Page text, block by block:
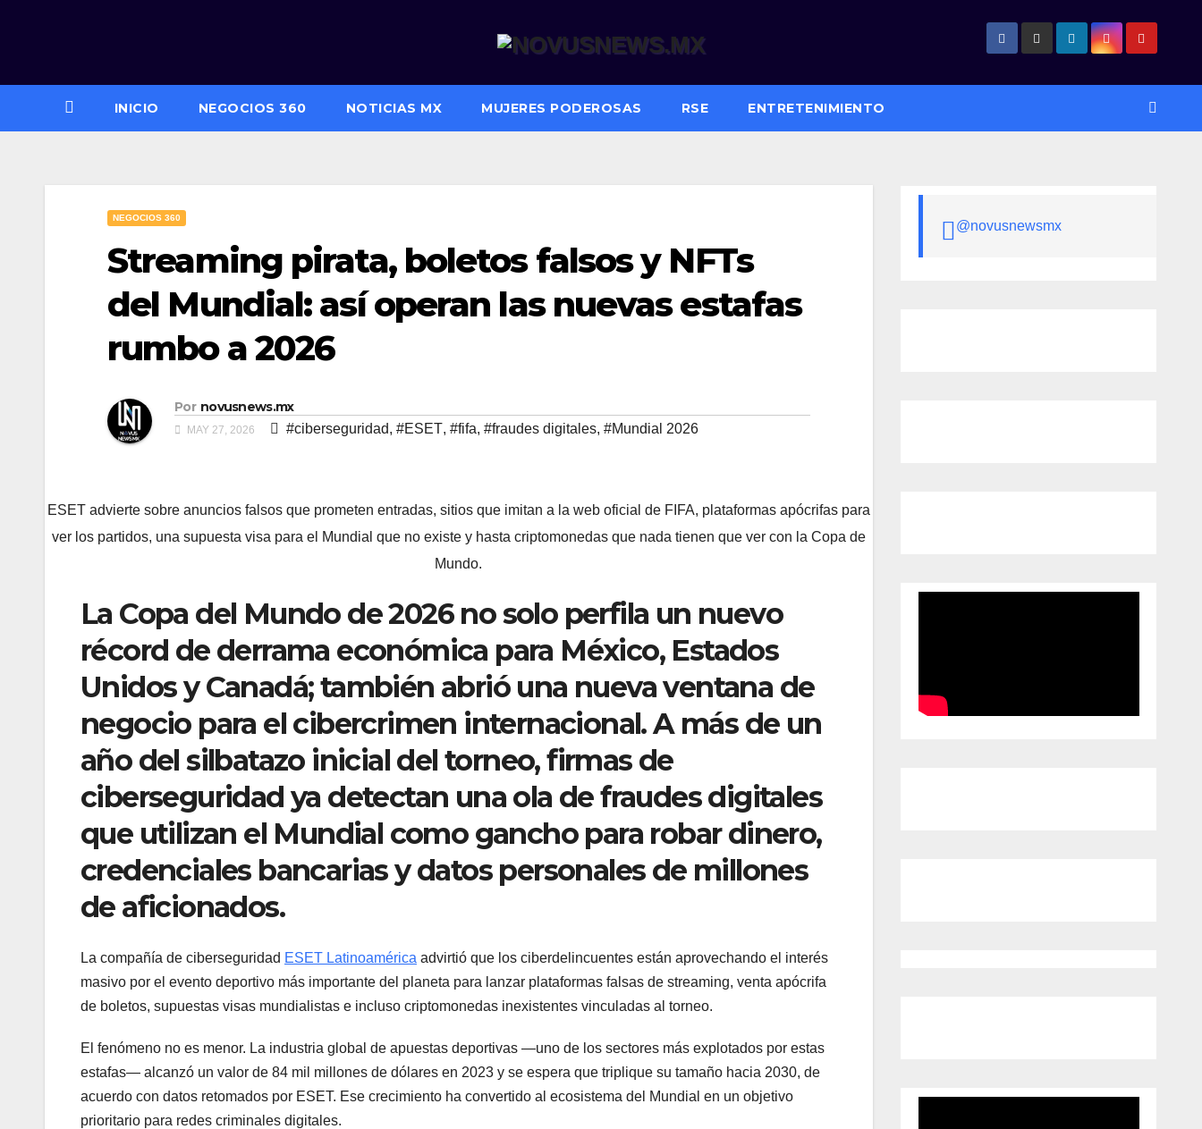
INICIO NEGOCIOS 360 NOTICIAS MX MUJERES PODEROSAS RSE ENTRETENIMIENTO
NEGOCIOS 360
Streaming pirata, boletos falsos y NFTs
del Mundial: así operan las nuevas estafas
rumbo a 2026
Por novusnews.mx
MAY 27, 2026 #ciberseguridad, #ESET, #fifa, #fraudes digitales, #Mundial 2026
ESET advierte sobre anuncios falsos que prometen entradas, sitios que imitan a la web oficial de FIFA, plataformas apócrifas para
ver los partidos, una supuesta visa para el Mundial que no existe y hasta criptomonedas que nada tienen que ver con la Copa de
Mundo.
La Copa del Mundo de 2026 no solo perfila un nuevo
récord de derrama económica para México, Estados
Unidos y Canadá; también abrió una nueva ventana de
negocio para el cibercrimen internacional. A más de un
año del silbatazo inicial del torneo, firmas de
ciberseguridad ya detectan una ola de fraudes digitales
que utilizan el Mundial como gancho para robar dinero,
credenciales bancarias y datos personales de millones
de aficionados.
La compañía de ciberseguridad ESET Latinoamérica advirtió que los ciberdelincuentes están aprovechando el interés
masivo por el evento deportivo más importante del planeta para lanzar plataformas falsas de streaming, venta apócrifa
de boletos, supuestas visas mundialistas e incluso criptomonedas inexistentes vinculadas al torneo.
El fenómeno no es menor. La industria global de apuestas deportivas —uno de los sectores más explotados por estas
estafas— alcanzó un valor de 84 mil millones de dólares en 2023 y se espera que triplique su tamaño hacia 2030, de
acuerdo con datos retomados por ESET. Ese crecimiento ha convertido al ecosistema del Mundial en un objetivo
prioritario para redes criminales digitales.
@novusnewsmx